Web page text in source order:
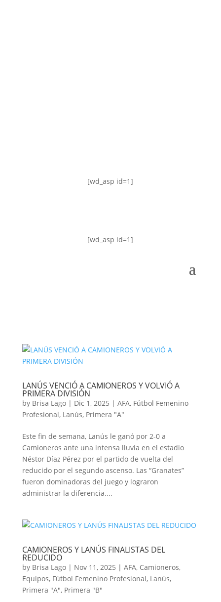
[wd_asp id=1]
[wd_asp id=1]
LANÚS VENCIÓ A CAMIONEROS Y VOLVIÓ A
PRIMERA DIVISIÓN
by Brisa Lago| Dic 1, 2025 | AFA, Fútbol Femenino
Profesional, Lanús, Primera "A"
Este fin de semana, Lanús le ganó por 2-0 a
Camioneros ante una intensa lluvia en el estadio
Néstor Díaz Pérez por el partido de vuelta del
reducido por el segundo ascenso. Las “Granates”
fueron dominadoras del juego y lograron
administrar la diferencia....
CAMIONEROS Y LANÚS FINALISTAS DEL
REDUCIDO
by Brisa Lago| Nov 11, 2025 | AFA, Camioneros,
Equipos, Fútbol Femenino Profesional, Lanús,
Primera "A", Primera "B"